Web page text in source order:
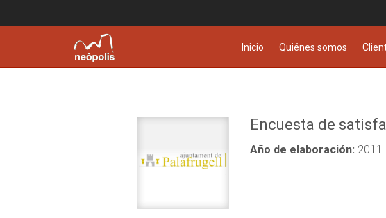
Inicio Quiénes somos
Encuesta de
Año de elaboración: 2011